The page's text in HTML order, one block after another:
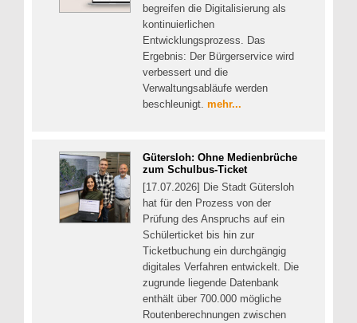
begreifen die Digitalisierung als
kontinuierlichen
Entwicklungsprozess. Das
Ergebnis: Der Bürgerservice wird
verbessert und die
Verwaltungsabläufe werden
beschleunigt. mehr...
Gütersloh: Ohne Medienbrüche
zum Schulbus-Ticket
[17.07.2026] Die Stadt Gütersloh
hat für den Prozess von der
Prüfung des Anspruchs auf ein
Schülerticket bis hin zur
Ticketbuchung ein durchgängig
digitales Verfahren entwickelt. Die
zugrunde liegende Datenbank
enthält über 700.000 mögliche
Routenberechnungen zwischen